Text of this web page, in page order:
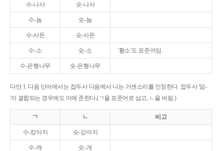
수-나사 숫-나사
수-놈 숫-놈
수-사돈 숫-사돈
수-소 숫-소 '황소'도 표준어임.
수-은행나무 숫-은행나무
다만 1. 다음 단어에서는 접두사 다음에서 나는 거센소리를 인정한다. 접두사 '암-
'이 결합되는 경우에도 이에 준한다.(ㄱ을 표준어로 삼고, ㄴ을 버림.)
ㄱ ㄴ 비고
수-캉아지 숫-강아지
수-캐 숫-개